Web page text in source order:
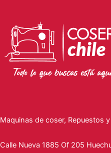
Maquinas de coser, Repuestos
Calle Nueva 1885 Of 205